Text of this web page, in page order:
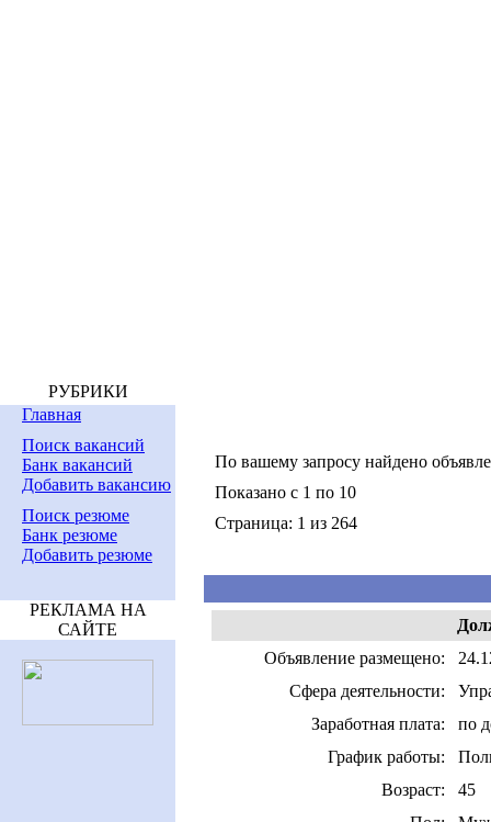
РУБРИКИ
Главная
Поиск вакансий
Банк вакансий
Добавить вакансию
Поиск резюме
Банк резюме
Добавить резюме
РЕКЛАМА НА
САЙТЕ
По вашему запросу найдено
Показано с 1 по 10
Страница: 1 из 264
Объявление размещено:
Сфера деятельности:
Заработная плата:
по
График работы:
Возраст:
45